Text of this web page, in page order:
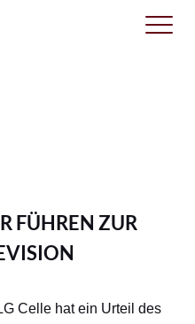
FÜHREN ZUR
Celle hat ein Urteil des